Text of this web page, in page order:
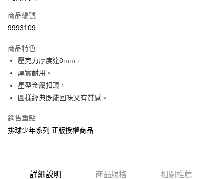
信用卡一次付款
超商取貨付款
Apple Pay
街口支付
悠遊付
AFTEE先享後付
相關說明
２．便利：只要手機號碼，簡訊認證，即可結帳。
商品編號
9993109
商品特色
壓克力厚度達8mm，
厚實耐用。
星型金屬扣環，
圖樣經典既能回味又有質感。
銷售重點
排球少年系列 正版授權商品
詳細說明 商品規格 相關推薦